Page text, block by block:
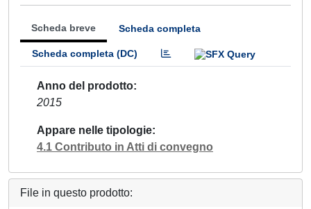
Scheda breve Scheda completa
Scheda completa (DC)
Anno del prodotto
2015
Appare nelle tipologie
4.1 Contributo in Atti di convegno
File in questo prodotto: